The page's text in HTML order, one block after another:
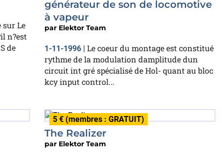
sur Le
n?est
de
générateur de son de locomotive
à vapeur
par Elektor Team
1-11-1996 | Le coeur du montage est constitué
rythme de la modulation damplitude dun
circuit int gré spécialisé de Hol- quant au bloc
kcy input control...
5 € (membres : GRATUIT)
The Realizer
par Elektor Team